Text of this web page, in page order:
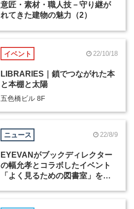
意匠・素材・職人技－守り継が
れてきた建物の魅力（2）
イベント 22/10/18
LIBRARIES｜鎖でつながれた本
と本棚と太陽
五色橋ビル 8F
ニュース 22/8/9
EYEVANがブックディレクター
の幅允孝とコラボしたイベント
「よく見るための図書室」を開